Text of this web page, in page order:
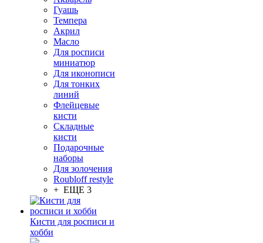
Гуашь
Темпера
Акрил
Масло
Для росписи
миниатюр
Для иконописи
Для тонких
линий
Флейцевые
кисти
Складные
кисти
Подарочные
наборы
Для золочения
Roubloff restyle
+ ЕЩЕ 3
Кисти для росписи и
хобби